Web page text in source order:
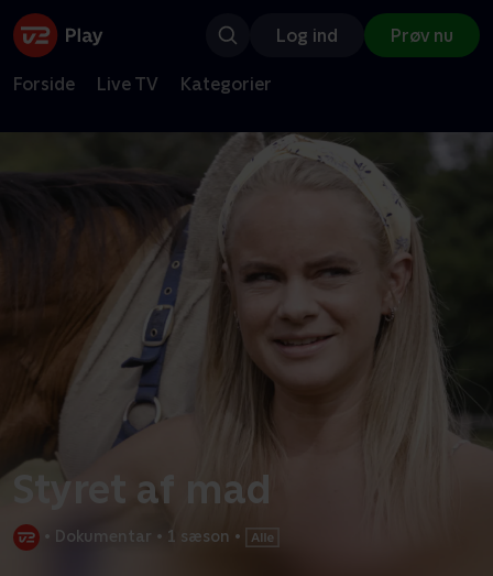
Log ind Prøv nu
Forside Live TV Kategorier
Styret af mad
• Dokumentar • 1 sæson •